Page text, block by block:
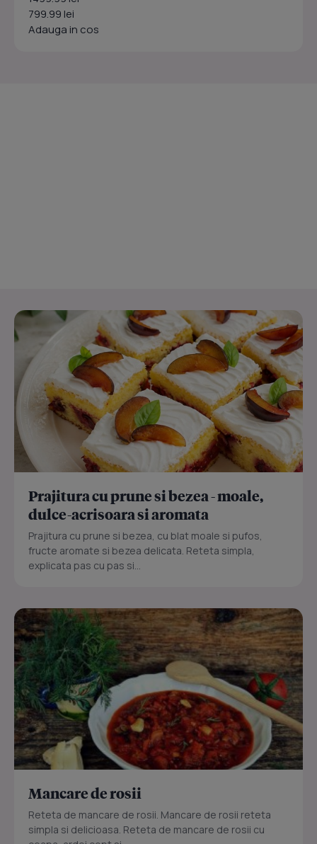
799.99 lei
Adauga in cos
Prajitura cu prune si bezea - moale,
dulce-acrisoara si aromata
Prajitura cu prune si bezea, cu blat moale si pufos,
fructe aromate si bezea delicata. Reteta simpla,
explicata pas cu pas si...
Mancare de rosii
Reteta de mancare de rosii. Mancare de rosii reteta
simpla si delicioasa. Reteta de mancare de rosii cu